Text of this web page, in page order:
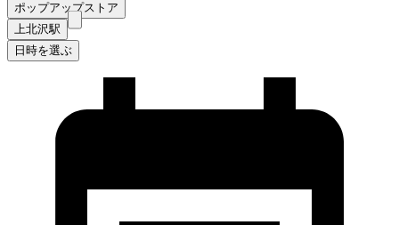
ポップアップストア
上北沢駅
日時を選ぶ